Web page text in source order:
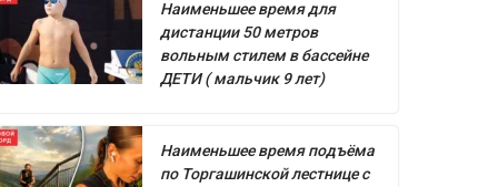
Наименьшее время для
дистанции 50 метров
вольным стилем в бассейне
ДЕТИ ( мальчик 9 лет)
Наименьшее время подъёма
по Торгашинской лестнице с